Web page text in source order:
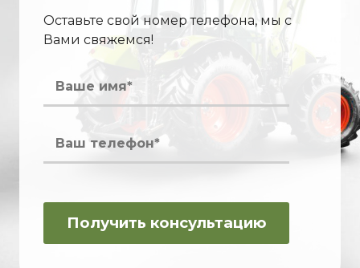
Оставьте свой номер телефона, мы с
Вами свяжемся!